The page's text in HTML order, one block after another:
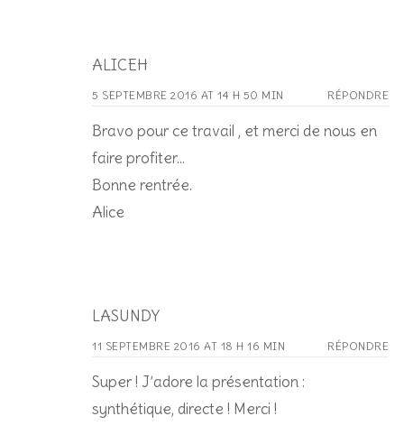
ALICEH
5 SEPTEMBRE 2016 AT 14 H 50 MIN RÉPONDRE
Bravo pour ce travail , et merci de nous en
faire profiter…
Bonne rentrée.
Alice
LASUNDY
11 SEPTEMBRE 2016 AT 18 H 16 MIN RÉPONDRE
Super ! J’adore la présentation :
synthétique, directe ! Merci !